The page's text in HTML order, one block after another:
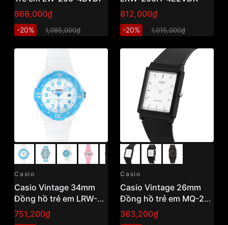
868,000₫
-20% 1,085,000₫
812,000₫
-20% 1,015,000₫
Casio
Casio Vintage 34mm
Đồng hồ trẻ em LRW-
200H-2BVDF
751,200₫
Casio
Casio Vintage 26mm
Đồng hồ trẻ em MQ-27-
7EDF
363,200₫